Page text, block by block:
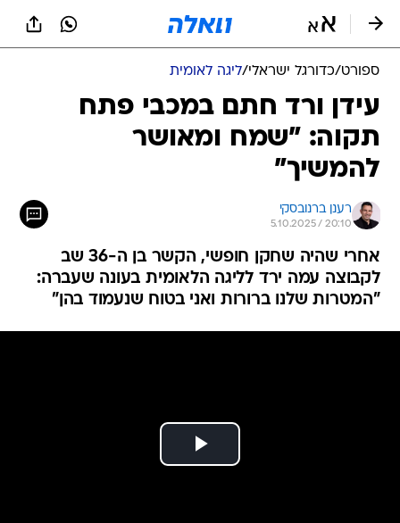
ספורט/כדורגל ישראלי/ליגה לאומית
עידן ורד חתם במכבי פתח
תקוה: "שמח ומאושר
להמשיך"
רענן ברנובסקי
5.10.2025 / 20:10
אחרי שהיה שחקן חופשי, הקשר בן ה-36 שב
לקבוצה עמה ירד לליגה הלאומית בעונה שעברה:
"המטרות שלנו ברורות ואני בטוח שנעמוד בהן"